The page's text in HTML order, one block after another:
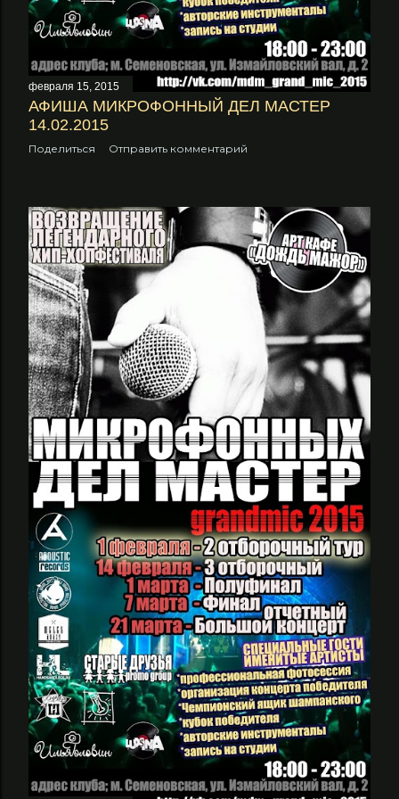
февраля 15, 2015
АФИША МИКРОФОННЫЙ ДЕЛ МАСТЕР
14.02.2015
Поделиться Отправить комментарий